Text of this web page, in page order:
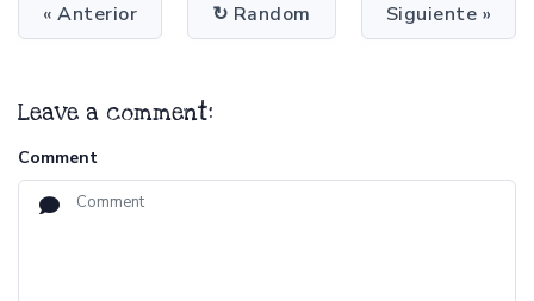
« Anterior ↻ Random Siguiente »
Leave a comment:
Comment